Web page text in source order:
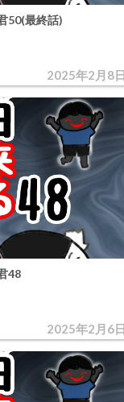
50(最終話)
2025年2月8日
48
2025年2月6日